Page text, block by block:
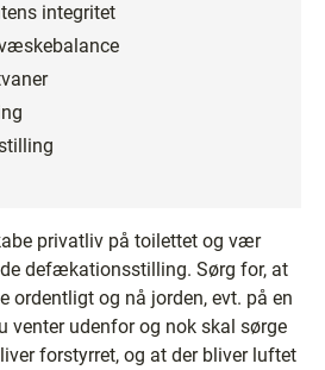
integritet
privatliv på toilettet og vær
defækationsstilling. Sørg for, at
ordentligt og nå jorden, evt. på en
venter udenfor og nok skal sørge
forstyrret, og at der bliver luftet